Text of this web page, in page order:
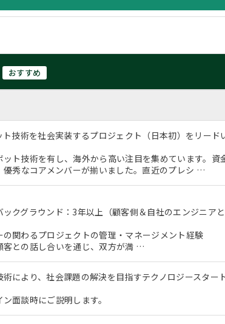
おすすめ
技術を社会実装するプロジェクト（日本初）をリード
ト技術を有し、海外から高い注目を集めています。
優秀なコアメンバーが揃いました。直近のプレシ …
ックグラウンド：3年以上（顧客側＆自社のエンジニア
の関わるプロジェクトの管理・マネージメント経験
客との話し合いを通じ、双方が満 …
により、社会課題の解決を目指すテクノロジースター
面談時にご説明します。